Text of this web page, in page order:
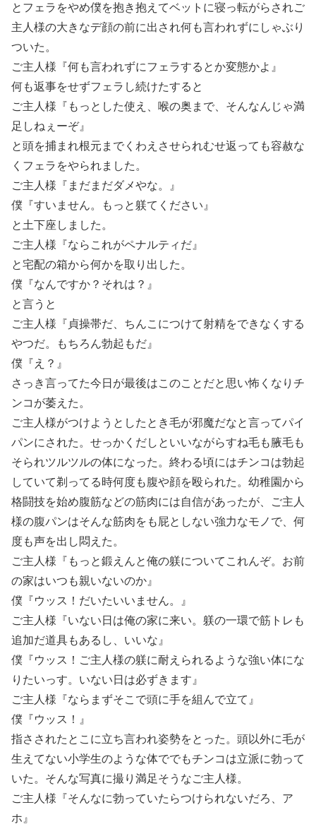
とフェラをやめ僕を抱き抱えてベットに寝っ転がらされご
主人様の大きなデ顔の前に出され何も言われずにしゃぶり
ついた。
ご主人様『何も言われずにフェラするとか変態かよ』
何も返事をせずフェラし続けたすると
ご主人様『もっとした使え、喉の奥まで、そんなんじゃ満
足しねぇーぞ』
と頭を捕まれ根元までくわえさせられむせ返っても容赦な
くフェラをやられました。
ご主人様『まだまだダメやな。』
僕『すいません。もっと躾てください』
と土下座しました。
ご主人様『ならこれがペナルティだ』
と宅配の箱から何かを取り出した。
僕『なんですか？それは？』
と言うと
ご主人様『貞操帯だ、ちんこにつけて射精をできなくする
やつだ。もちろん勃起もだ』
僕『え？』
さっき言ってた今日が最後はこのことだと思い怖くなりチ
ンコが萎えた。
ご主人様がつけようとしたとき毛が邪魔だなと言ってパイ
パンにされた。せっかくだしといいながらすね毛も腋毛も
そられツルツルの体になった。終わる頃にはチンコは勃起
していて剃ってる時何度も腹や顔を殴られた。幼稚園から
格闘技を始め腹筋などの筋肉には自信があったが、ご主人
様の腹パンはそんな筋肉をも屁としない強力なモノで、何
度も声を出し悶えた。
ご主人様『もっと鍛えんと俺の躾についてこれんぞ。お前
の家はいつも親いないのか』
僕『ウッス！だいたいいません。』
ご主人様『いない日は俺の家に来い。躾の一環で筋トレも
追加だ道具もあるし、いいな』
僕『ウッス！ご主人様の躾に耐えられるような強い体にな
りたいっす。いない日は必ずきます』
ご主人様『ならまずそこで頭に手を組んで立て』
僕『ウッス！』
指さされたとこに立ち言われ姿勢をとった。頭以外に毛が
生えてない小学生のような体ででもチンコは立派に勃って
いた。そんな写真に撮り満足そうなご主人様。
ご主人様『そんなに勃っていたらつけられないだろ、ア
ホ』